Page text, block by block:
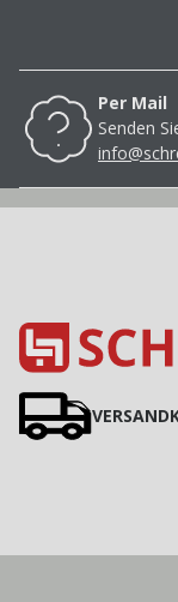
Per Mail
Senden